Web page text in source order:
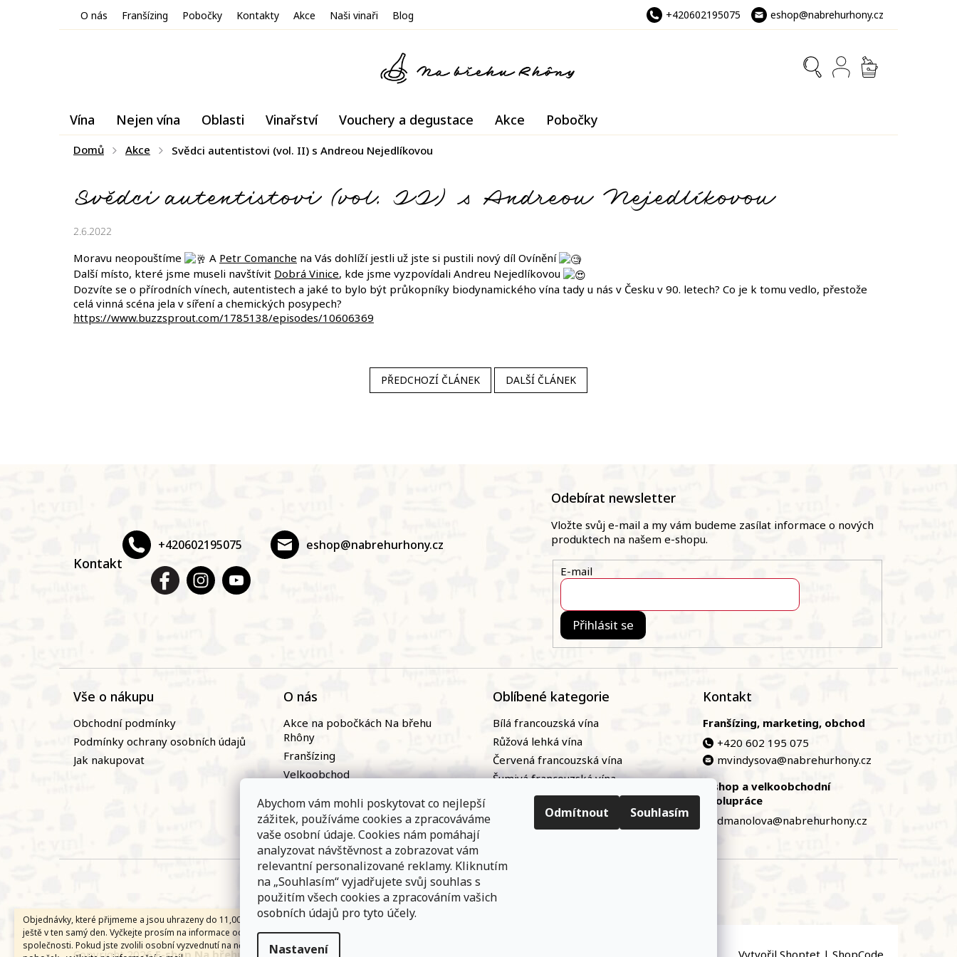
Abychom vám mohli poskytovat co nejlepší
zážitek, používáme cookies a zpracováváme
vaše osobní údaje. Cookies nám pomáhají
analyzovat návštěvnost a zobrazovat vám
relevantní personalizované reklamy. Kliknutím
na „Souhlasím“ vyjadřujete svůj souhlas s
použitím všech cookies a zpracováním vašich
osobních údajů pro tyto účely.
Nastavení
Odmítnout Souhlasím
Objednávky, které přijmeme a jsou uhrazeny do 11,00 hodin expedujeme
ještě v ten samý den. Vyčkejte prosím na informace od přepravní
společnosti. Pokud jste zvolili osobní vyzvednutí na některé z našich
+420602195075 eshop@nabrehurhony.cz
O nás Franšízing Pobočky Kontakty Akce Naši vinaři Blog
NÁKUPNÍ
KOŠÍK
Vína Nejen vína Oblasti Vinařství Vouchery a degustace Akce Pobočky
Domů Akce Svědci autentistovi (vol. II) s Andreou Nejedlíkovou
Svědci autentistovi (vol. II) s Andreou Nejedlíkovou
2.6.2022
Moravu neopouštíme A Petr Comanche na Vás dohlíží jestli už jste si pustili nový díl Ovínění
Další místo, které jsme museli navštívit Dobrá Vinice, kde jsme vyzpovídali Andreu Nejedlíkovou
Dozvíte se o přírodních vínech, autentistech a jaké to bylo být průkopníky biodynamického vína tady u nás v Česku v 90. letech? Co je k tomu vedlo, přestože
celá vinná scéna jela v síření a chemických posypech?
https://www.buzzsprout.com/1785138/episodes/10606369
PŘEDCHOZÍ ČLÁNEK DALŠÍ ČLÁNEK
Kontakt
eshop@nabrehurhony.cz
+420602195075
Odebírat newsletter
Vložte svůj e-mail a my vám budeme zasílat informace o nových
produktech na našem e-shopu.
E-mail
Přihlásit se
Vše o nákupu
Obchodní podmínky
Podmínky ochrany osobních údajů
Jak nakupovat
O nás
Akce na pobočkách Na břehu
Rhôny
Franšízing
Velkoobchod
Novinky
Zaměstnání
Oblíbené kategorie
Bílá francouzská vína
Růžová lehká vína
Červená francouzská vína
Šumivá francouzská vína
Naturální / přírodní francouzská
Bag-in-box
Kontakt
Franšízing, marketing, obchod
+420 602 195 075
mvindysova@nabrehurhony.cz
E-shop a velkoobchodní
spolupráce
dmanolova@nabrehurhony.cz